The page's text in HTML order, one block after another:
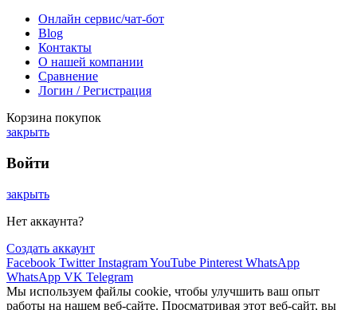
Онлайн сервис/чат-бот
Blog
Контакты
О нашей компании
Сравнение
Логин / Регистрация
Корзина покупок
закрыть
Войти
закрыть
Нет аккаунта?
Создать аккаунт
Facebook Twitter InstagramYouTube Pinterest WhatsApp
WhatsApp VK Telegram
Мы используем файлы cookie, чтобы улучшить ваш опыт
работы на нашем веб-сайте. Просматривая этот веб-сайт, вы